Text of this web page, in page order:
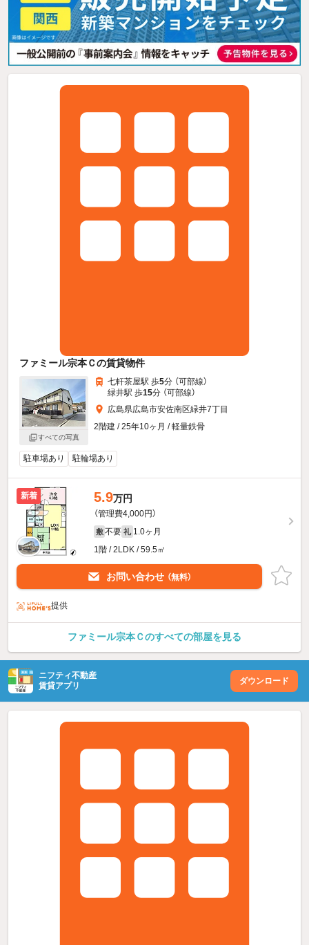
ファミール宗本Ｃの賃貸物件
すべての写真
七軒茶屋駅 歩5分 （可部線）
緑井駅 歩15分 （可部線）
広島県広島市安佐南区緑井7丁目
2階建 / 25年10ヶ月 / 軽量鉄骨
駐車場あり 駐輪場あり
新着 5.9万円
（管理費4,000円）
敷 不要 礼 1.0ヶ月
1階 / 2LDK / 59.5㎡
お問い合わせ （無料）
提供
ファミール宗本Ｃのすべての部屋を見る
ニフティ不動産
賃貸アプリ
ダウンロード